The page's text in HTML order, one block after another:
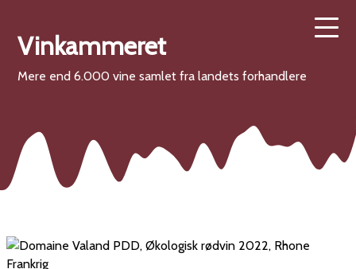
Vinkammeret
Mere end 6.000 vine samlet fra landets forhandlere